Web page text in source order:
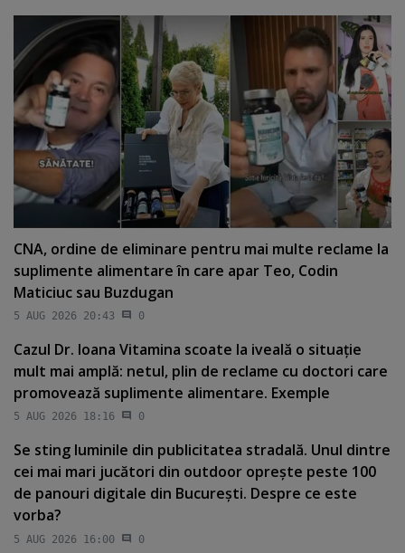
CNA, ordine de eliminare pentru mai multe reclame la
suplimente alimentare în care apar Teo, Codin
Maticiuc sau Buzdugan
5 AUG 2026 20:43 0
Cazul Dr. Ioana Vitamina scoate la iveală o situaţie
mult mai amplă: netul, plin de reclame cu doctori care
promovează suplimente alimentare. Exemple
5 AUG 2026 18:16 0
Se sting luminile din publicitatea stradală. Unul dintre
cei mai mari jucători din outdoor opreşte peste 100
de panouri digitale din Bucureşti. Despre ce este
vorba?
5 AUG 2026 16:00 0